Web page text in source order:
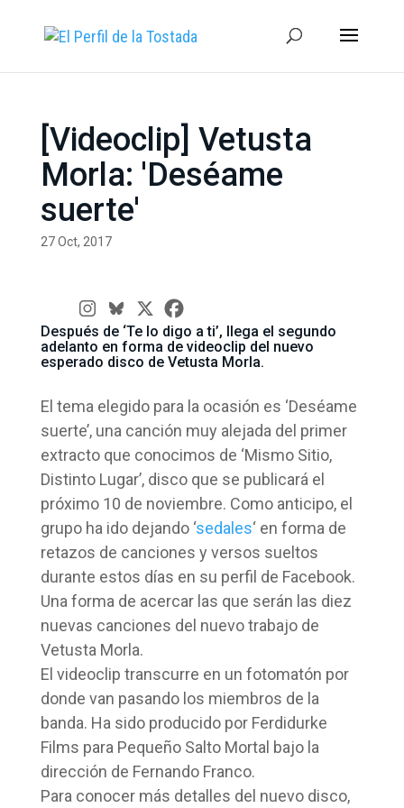
[Videoclip] Vetusta
Morla: 'Deséame
suerte'
27 Oct, 2017
Después de ‘Te lo digo a ti’, llega el segundo
adelanto en forma de videoclip del nuevo
esperado disco de Vetusta Morla.
El tema elegido para la ocasión es ‘Deséame
suerte’, una canción muy alejada del primer
extracto que conocimos de ‘Mismo Sitio,
Distinto Lugar’, disco que se publicará el
próximo 10 de noviembre. Como anticipo, el
grupo ha ido dejando ‘sedales‘ en forma de
retazos de canciones y versos sueltos
durante estos días en su perfil de Facebook.
Una forma de acercar las que serán las diez
nuevas canciones del nuevo trabajo de
Vetusta Morla.
El videoclip transcurre en un fotomatón por
donde van pasando los miembros de la
banda. Ha sido producido por Ferdidurke
Films para Pequeño Salto Mortal bajo la
dirección de Fernando Franco.
Para conocer más detalles del nuevo disco,